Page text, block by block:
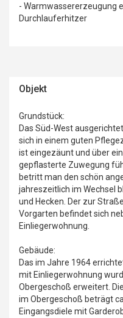
- Warmwassererzeugung
Durchlauferhitzer
Objekt
Grundstück:
Das Süd-West
sich in einem guten
ist eingezäunt und über
gepflasterte Zuwegung
betritt man den schön
jahreszeitlich im Wechsel
und Hecken. Der zur
Vorgarten befindet sich
Einliegerwohnung.
Gebäude:
Das im Jahre 1964
mit Einliegerwohnung
Obergeschoß erweitert.
im Obergeschoß beträgt
Eingangsdiele mit